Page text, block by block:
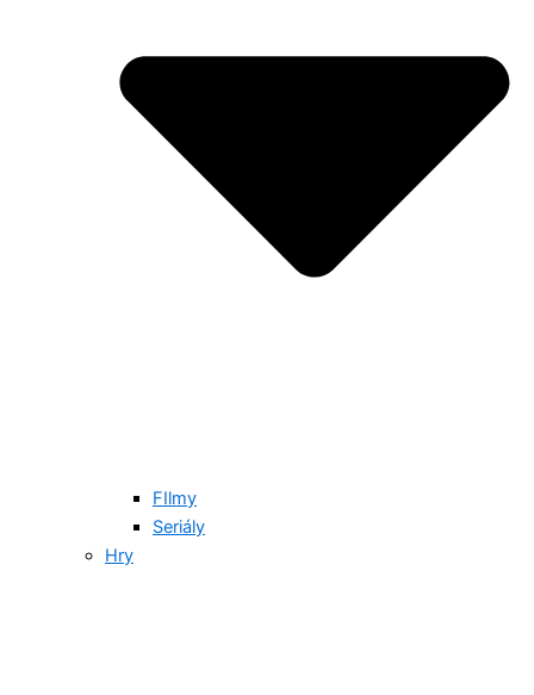
FIlmy
Seriály
Hry